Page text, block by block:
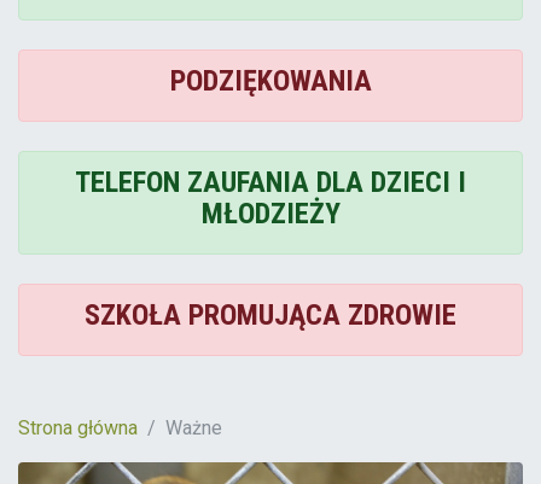
PODZIĘKOWANIA
TELEFON ZAUFANIA DLA DZIECI I
MŁODZIEŻY
SZKOŁA PROMUJĄCA ZDROWIE
Strona główna Ważne